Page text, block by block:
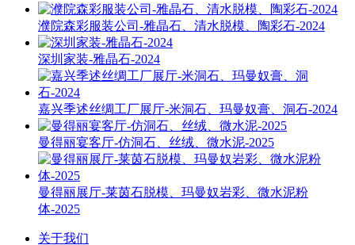
濮院森彩服装公司-雅晶石、清水脱模、陶彩石-2024
深圳家装-雅晶石-2024
嘉兴季述丝绸工厂展厅-米洞石、玛曼奴膏、洞石-2024
曼得丽宴客厅-仿洞石、丝绒、微水泥-2025
曼得丽展厅-莱茵石脱模、玛曼奴岩彩、微水泥粉
体-2025
关于我们